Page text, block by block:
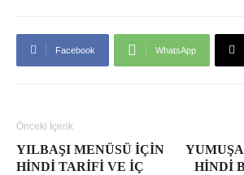
Facebook WhatsApp
Önceki İçerik
YILBAŞI MENÜSÜ IÇIN
HINDI TARIFI VE İÇ
HINDI